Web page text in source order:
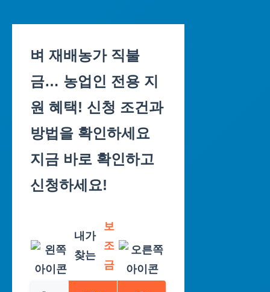
content
벼 재배농가 직불
금… 농업인 전용 지
원 혜택! 신청 조건과
방법을 확인하세요
지금 바로 확인하고
신청하세요!
내가
찾는
보
조
금